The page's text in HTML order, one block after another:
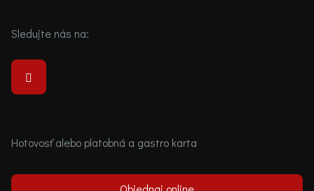
Sledujte nás na:
Hotovosť alebo platobná a gastro karta